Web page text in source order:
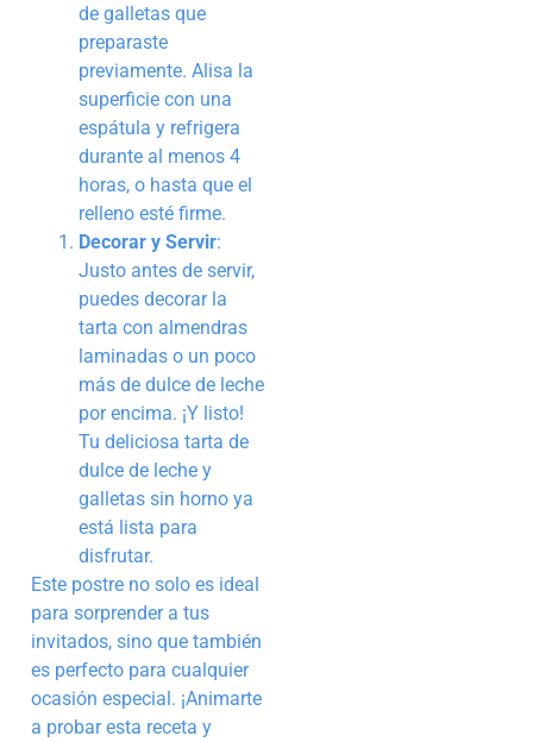
de galletas que
preparaste
previamente. Alisa la
superficie con una
espátula y refrigera
durante al menos 4
horas, o hasta que el
relleno esté firme.
Decorar y Servir:
Justo antes de servir,
puedes decorar la
tarta con almendras
laminadas o un poco
más de dulce de leche
por encima. ¡Y listo!
Tu deliciosa tarta de
dulce de leche y
galletas sin horno ya
está lista para
disfrutar.
Este postre no solo es ideal
para sorprender a tus
invitados, sino que también
es perfecto para cualquier
ocasión especial. ¡Animarte
a probar esta receta y